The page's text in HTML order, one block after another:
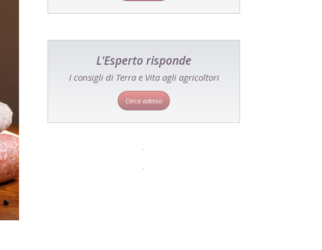
L'Esperto risponde
I consigli di Terra e Vita agli agricoltori
Cerca adesso